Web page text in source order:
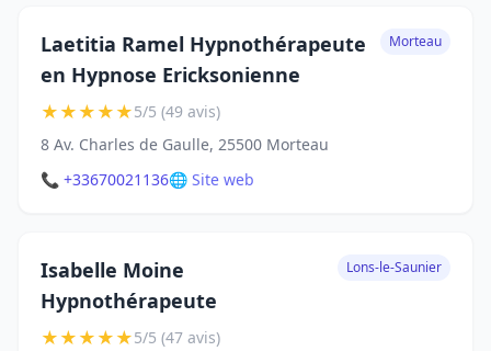
Laetitia Ramel Hypnothérapeute
en Hypnose Ericksonienne
Morteau
★★★★★5/5 (49 avis)
8 Av. Charles de Gaulle, 25500 Morteau
📞 +33670021136🌐 Site web
Isabelle Moine
Hypnothérapeute
Lons-le-Saunier
★★★★★5/5 (47 avis)